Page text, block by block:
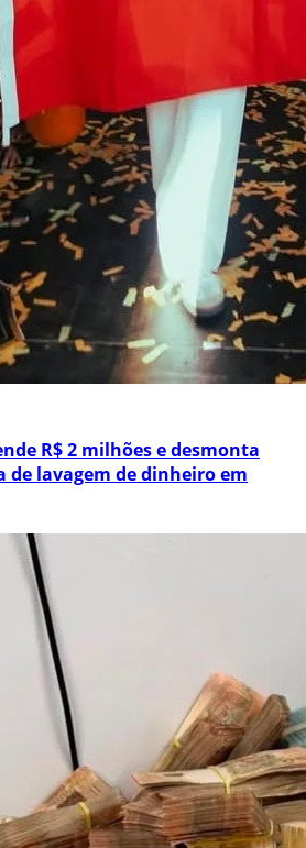
R$ 2 milhões e desmonta
de lavagem de dinheiro em